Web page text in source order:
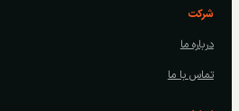
شرکت
درباره ما
تماس با ما